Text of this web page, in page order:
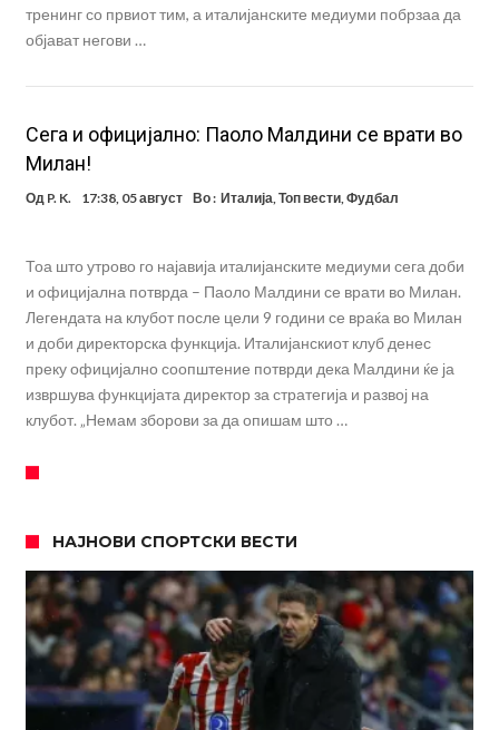
тренинг со првиот тим, а италијанските медиуми побрзаа да
објават негови …
Сега и официјално: Паоло Малдини се врати во
Милан!
Од P. K. 17:38, 05 август Во : Италија,Топ вести,Фудбал
Тоа што утрово го најавија италијанските медиуми сега доби
и официјална потврда – Паоло Малдини се врати во Милан.
Легендата на клубот после цели 9 години се враќа во Милан
и доби директорска функција. Италијанскиот клуб денес
преку официјално соопштение потврди дека Малдини ќе ја
извршува функцијата директор за стратегија и развој на
клубот. „Немам зборови за да опишам што …
НАЈНОВИ СПОРТСКИ ВЕСТИ